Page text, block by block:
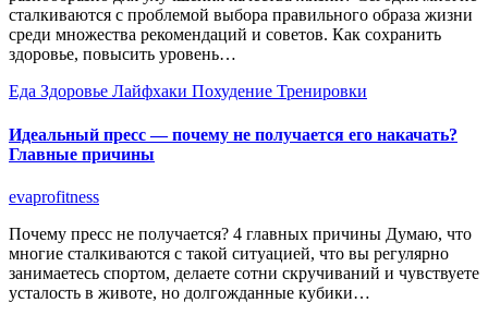
сталкиваются с проблемой выбора правильного образа жизни
среди множества рекомендаций и советов. Как сохранить
здоровье, повысить уровень…
Еда Здоровье Лайфхаки Похудение Тренировки
Идеальный пресс — почему не получается его накачать?
Главные причины
evaprofitness
Почему пресс не получается? 4 главных причины Думаю, что
многие сталкиваются с такой ситуацией, что вы регулярно
занимаетесь спортом, делаете сотни скручиваний и чувствуете
усталость в животе, но долгожданные кубики…